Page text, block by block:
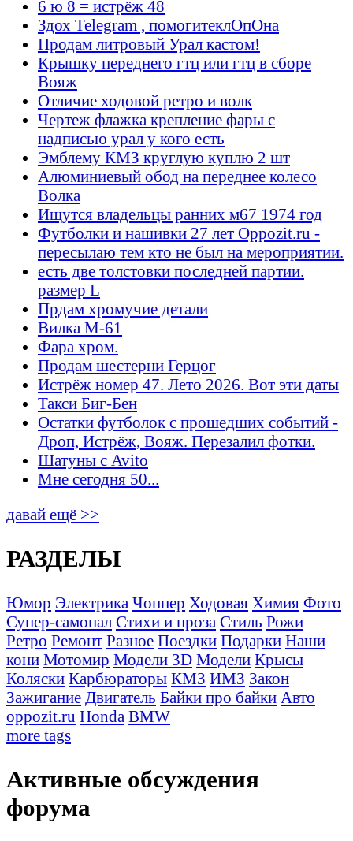
6 ю 8 = истрёж 48
Здох Telegram , помогитеклОпОна
Продам литровый Урал кастом!
Крышку переднего гтц или гтц в сборе
Вояж
Отличие ходовой ретро и волк
Чертеж флажка крепление фары с
надписью урал у кого есть
Эмблему КМЗ круглую куплю 2 шт
Алюминиевый обод на переднее колесо
Волка
Ищутся владельцы ранних м67 1974 год
Футболки и нашивки 27 лет Oppozit.ru -
пересылаю тем кто не был на мероприятии.
есть две толстовки последней партии.
размер L
Прдам хромучие детали
Вилка М-61
Фара хром.
Продам шестерни Герцог
Истрёж номер 47. Лето 2026. Вот эти даты
Такси Биг-Бен
Остатки футболок с прошедших событий -
Дроп, Истрёж, Вояж. Перезалил фотки.
Шатуны с Avito
Мне сегодня 50...
давай ещё >>
РАЗДЕЛЫ
Юмор Электрика Чоппер Ходовая Химия Фото
Супер-самопал Стихи и проза Стиль Рожи
Ретро Ремонт Разное Поездки Подарки Наши
кони Мотомир Модели 3D Модели Крысы
Коляски Карбюраторы КМЗ ИМЗ Закон
Зажигание Двигатель Байки про байки Авто
oppozit.ru Honda BMW
more tags
Активные обсуждения
форума